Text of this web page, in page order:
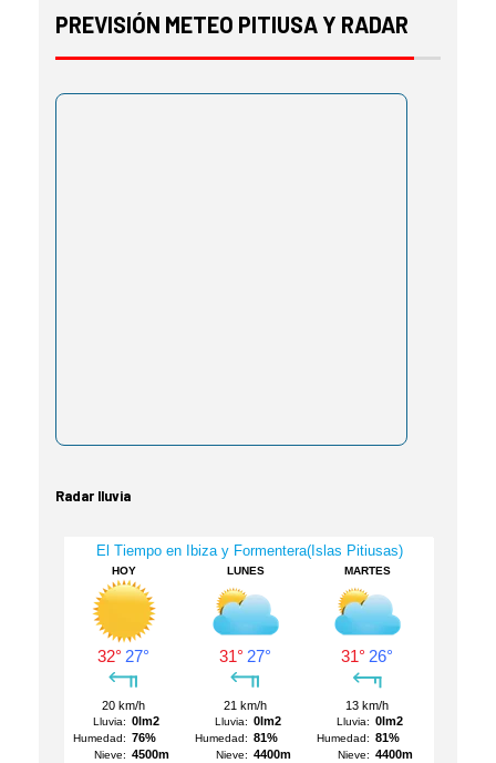
PREVISIÓN METEO PITIUSA Y RADAR
Radar lluvia